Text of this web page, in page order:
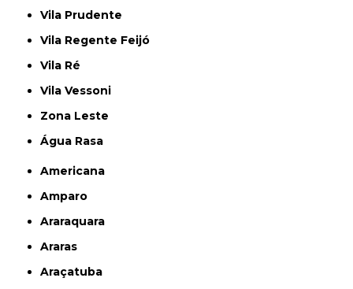
Vila Prudente
Vila Regente Feijó
Vila Ré
Vila Vessoni
Zona Leste
Água Rasa
Americana
Amparo
Araraquara
Araras
Araçatuba